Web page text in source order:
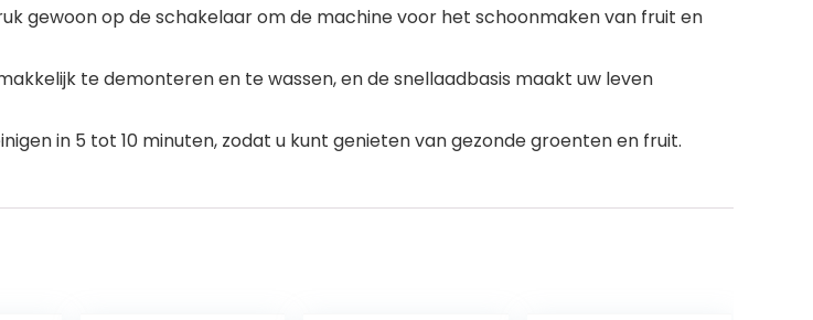
gewoon op de schakelaar om de machine voor het schoonmaken van fruit en
te demonteren en te wassen, en de snellaadbasis maakt uw leven
in 5 tot 10 minuten, zodat u kunt genieten van gezonde groenten en fruit.